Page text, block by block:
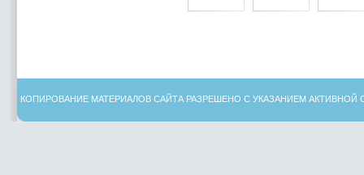
КОПИРОВАНИЕ МАТЕРИАЛОВ САЙТА РАЗРЕШЕНО С УКАЗАНИЕМ АКТИВНОЙ